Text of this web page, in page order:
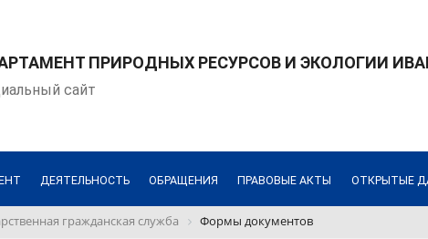
ПРИРОДНЫХ РЕСУРСОВ И ЭКОЛОГИИ
сайт
ДЕЯТЕЛЬНОСТЬ ОБРАЩЕНИЯ ПРАВОВЫЕ АКТЫ ОТКРЫТЫЕ
гражданская служба Формы документов